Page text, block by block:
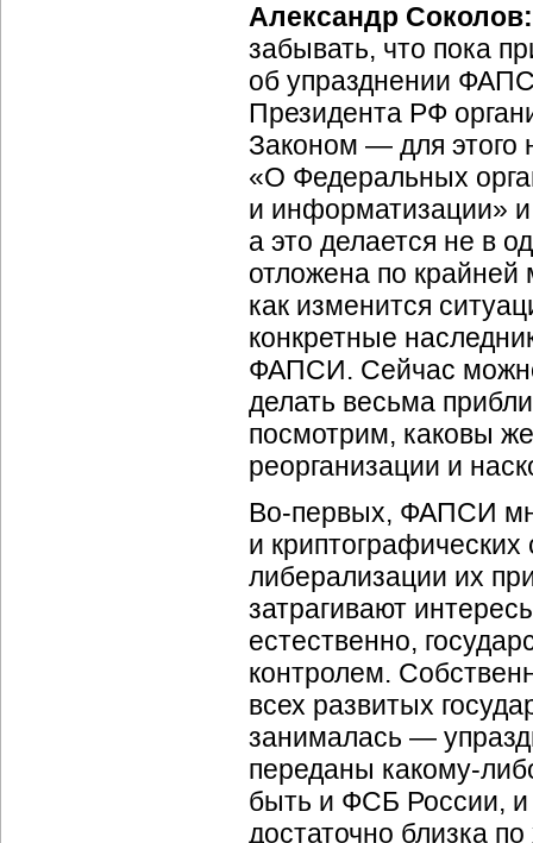
Александр Соколов:
забывать, что пока
об упразднении
Президента РФ
Законом — для этого
«О Федеральных
и информатизации»
а это делается не в
отложена по крайней
как изменится
конкретные
ФАПСИ. Сейчас можно
делать весьма
посмотрим, каковы
реорганизации и
Во-первых, ФАПСИ
и
либерализации их
затрагивают
естественно,
контролем.
всех развитых
занималась —
переданы какому-
быть и ФСБ России, и
достаточно близка